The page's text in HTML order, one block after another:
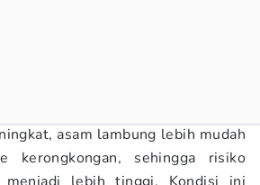
asam lambung lebih mudah
kerongkongan, sehingga risiko